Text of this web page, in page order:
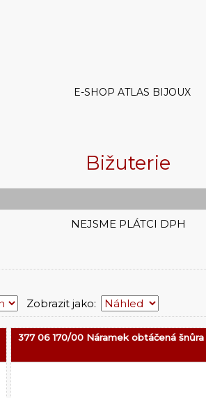
E-SHOP ATLAS BIJOUX
Bižuterie
NEJSME PLÁTCI DPH
Zobrazit jako:
377 06 170/00 Náramek obtáčená šnůra